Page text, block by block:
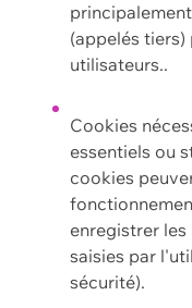
(appelés
utilisateurs..
Cookies
essentiels ou
cookies
enregistrer
saisies par
sécurité).